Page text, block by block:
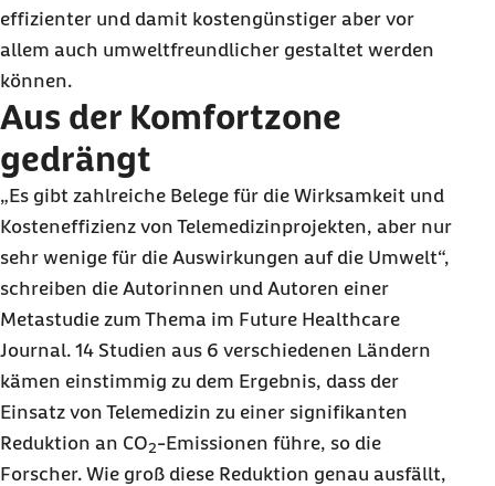
effizienter und damit kostengünstiger aber vor
allem auch umweltfreundlicher gestaltet werden
können.
Aus der Komfortzone
gedrängt
„Es gibt zahlreiche Belege für die Wirksamkeit und
Kosteneffizienz von Telemedizinprojekten, aber nur
sehr wenige für die Auswirkungen auf die Umwelt“,
schreiben die Autorinnen und Autoren einer
Metastudie zum Thema im Future Healthcare
Journal. 14 Studien aus 6 verschiedenen Ländern
kämen einstimmig zu dem Ergebnis, dass der
Einsatz von Telemedizin zu einer signifikanten
Reduktion an CO2-Emissionen führe, so die
Forscher. Wie groß diese Reduktion genau ausfällt,